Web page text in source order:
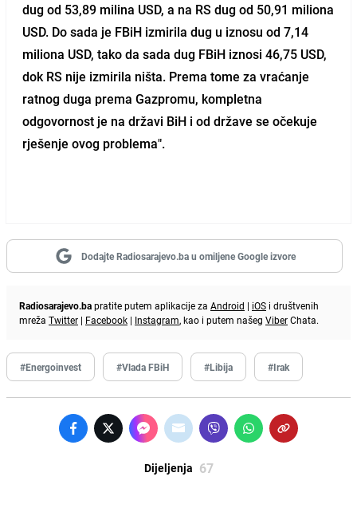
dug od 53,89 milina USD, a na RS dug od 50,91 miliona
USD. Do sada je FBiH izmirila dug u iznosu od 7,14
miliona USD, tako da sada dug FBiH iznosi 46,75 USD,
dok RS nije izmirila ništa. Prema tome za vraćanje
ratnog duga prema Gazpromu, kompletna
odgovornost je na državi BiH i od države se očekuje
rješenje ovog problema".
Dodajte Radiosarajevo.ba u omiljene Google izvore
Radiosarajevo.bapratite putem aplikacije za Android | iOS i društvenih
mreža Twitter | Facebook | Instagram, kao i putem našeg ViberChata.
#Energoinvest #Vlada FBiH #Libija #Irak
Dijeljenja 67